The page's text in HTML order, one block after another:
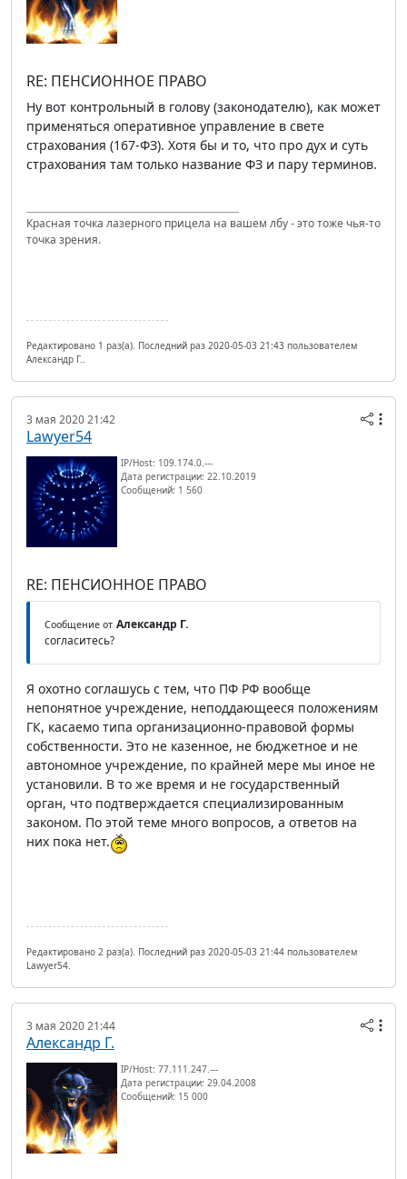
RE: ПЕНСИОННОЕ ПРАВО
Ну вот контрольный в голову (законодателю), как может
применяться оперативное управление в свете
страхования (167-ФЗ). Хотя бы и то, что про дух и суть
страхования там только название ФЗ и пару терминов.
Красная точка лазерного прицела на вашем лбу - это тоже чья-то
точка зрения.
Редактировано 1 раз(а). Последний раз 2020-05-03 21:43 пользователем
Александр Г..
3 мая 2020 21:42
Lawyer54
IP/Host: 109.174.0.---
Дата регистрации: 22.10.2019
Сообщений: 1 560
RE: ПЕНСИОННОЕ ПРАВО
Сообщение от Александр Г.
согласитесь?
Я охотно соглашусь с тем, что ПФ РФ вообще
непонятное учреждение, неподдающееся положениям
ГК, касаемо типа организационно-правовой формы
собственности. Это не казенное, не бюджетное и не
автономное учреждение, по крайней мере мы иное не
установили. В то же время и не государственный
орган, что подтверждается специализированным
законом. По этой теме много вопросов, а ответов на
них пока нет.
Редактировано 2 раз(а). Последний раз 2020-05-03 21:44 пользователем
Lawyer54.
3 мая 2020 21:44
Александр Г.
IP/Host: 77.111.247.---
Дата регистрации: 29.04.2008
Сообщений: 15 000